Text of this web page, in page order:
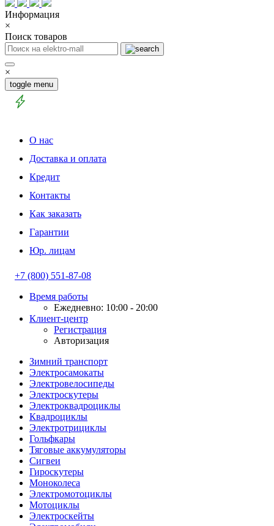
Информация
×
Поиск товаров
×
toggle menu
О нас
Доставка и оплата
Кредит
Контакты
Как заказать
Гарантии
Юр. лицам
+7 (800) 551-87-08
Время работы
Ежедневно: 10:00 - 20:00
Клиент-центр
Регистрация
Авторизация
Зимний транспорт
Электросамокаты
Электровелосипеды
Электроскутеры
Электроквадроциклы
Квадроциклы
Электротрициклы
Гольфкары
Тяговые аккумуляторы
Сигвеи
Гироскутеры
Моноколеса
Электромотоциклы
Мотоциклы
Электроскейты